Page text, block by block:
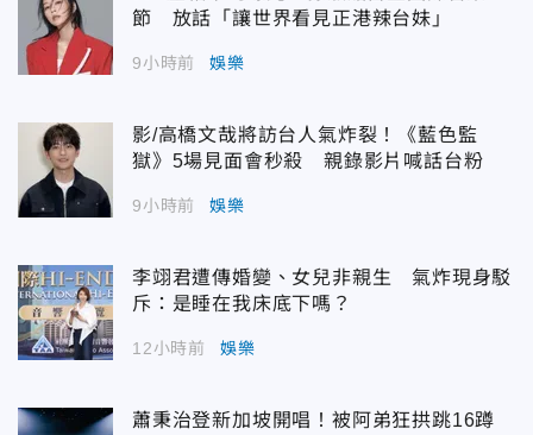
節 放話「讓世界看見正港辣台妹」
9小時前 娛樂
影/高橋文哉將訪台人氣炸裂！《藍色監
獄》5場見面會秒殺 親錄影片喊話台粉
9小時前 娛樂
李翊君遭傳婚變、女兒非親生 氣炸現身駁
斥：是睡在我床底下嗎？
12小時前 娛樂
蕭秉治登新加坡開唱！被阿弟狂拱跳16蹲